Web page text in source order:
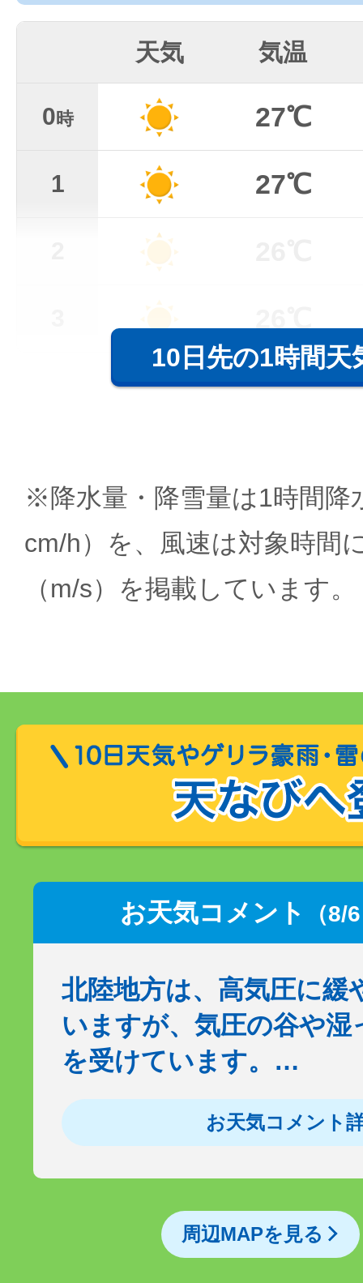
天気 気温
0時 27℃
1 27℃
10日先の1時間天
※降水量・降雪量は1時間降
cm/h）を、風速は対象時間
（m/s）を掲載しています。
お天気コメント （8/
北陸地方は、高気圧に緩
いますが、気圧の谷や湿
を受けています。…
お天気コメント
周辺MAPを見る